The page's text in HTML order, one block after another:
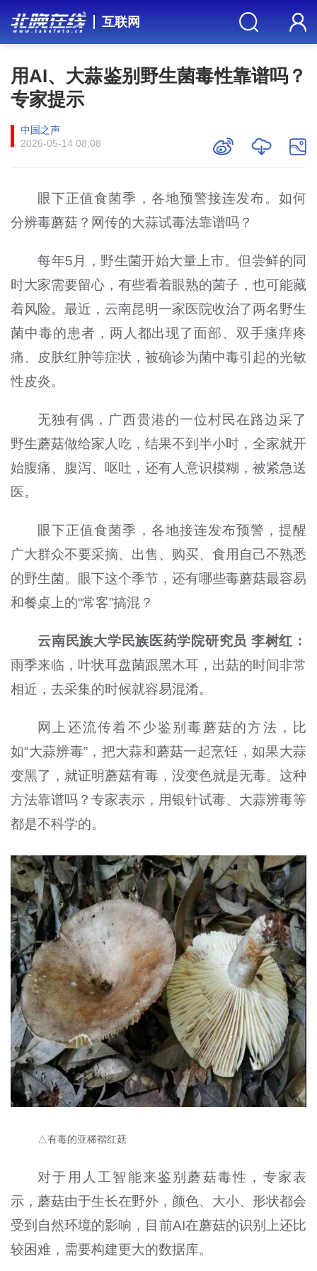
互联网
用AI、大蒜鉴别野生菌毒性靠谱吗？
专家提示
中国之声
2026-05-14 08:08
眼下正值食菌季，各地预警接连发布。如何
分辨毒蘑菇？网传的大蒜试毒法靠谱吗？
每年5月，野生菌开始大量上市。但尝鲜的同
时大家需要留心，有些看着眼熟的菌子，也可能藏
着风险。最近，云南昆明一家医院收治了两名野生
菌中毒的患者，两人都出现了面部、双手瘙痒疼
痛、皮肤红肿等症状，被确诊为菌中毒引起的光敏
性皮炎。
无独有偶，广西贵港的一位村民在路边采了
野生蘑菇做给家人吃，结果不到半小时，全家就开
始腹痛、腹泻、呕吐，还有人意识模糊，被紧急送
医。
眼下正值食菌季，各地接连发布预警，提醒
广大群众不要采摘、出售、购买、食用自己不熟悉
的野生菌。眼下这个季节，还有哪些毒蘑菇最容易
和餐桌上的“常客”搞混？
云南民族大学民族医药学院研究员 李树红：
雨季来临，叶状耳盘菌跟黑木耳，出菇的时间非常
相近，去采集的时候就容易混淆。
网上还流传着不少鉴别毒蘑菇的方法，比
如“大蒜辨毒”，把大蒜和蘑菇一起烹饪，如果大蒜
变黑了，就证明蘑菇有毒，没变色就是无毒。这种
方法靠谱吗？专家表示，用银针试毒、大蒜辨毒等
都是不科学的。
△有毒的亚稀褶红菇
对于用人工智能来鉴别蘑菇毒性，专家表
示，蘑菇由于生长在野外，颜色、大小、形状都会
受到自然环境的影响，目前AI在蘑菇的识别上还比
较困难，需要构建更大的数据库。